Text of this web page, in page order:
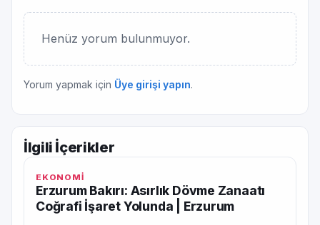
Henüz yorum bulunmuyor.
Yorum yapmak için Üye girişi yapın.
İlgili İçerikler
EKONOMİ
Erzurum Bakırı: Asırlık Dövme Zanaatı
Coğrafi İşaret Yolunda | Erzurum